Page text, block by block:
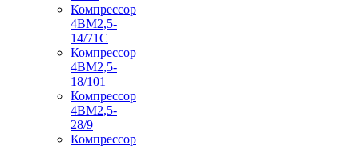
Компрессор
4ВМ2,5-
14/71C
Компрессор
4ВМ2,5-
18/101
Компрессор
4ВМ2,5-
28/9
Компрессор